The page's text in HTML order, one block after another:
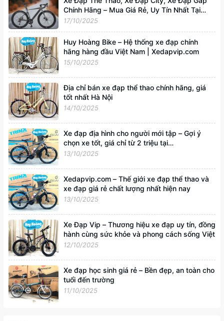
Chính Hãng – Mua Giá Rẻ, Uy Tín Nhất Tại
Xedapvip.com
17/10/2025
Huy Hoàng Bike – Hệ thống xe đạp chính
hãng hàng đầu Việt Nam | Xedapvip.com
15/10/2025
Địa chỉ bán xe đạp thể thao chính hãng, giá
tốt nhất Hà Nội
14/10/2025
Xe đạp địa hình cho người mới tập – Gợi ý
chọn xe tốt, giá chỉ từ 2 triệu tại
Xedapvip.com
13/10/2025
Xedapvip.com – Thế giới xe đạp thể thao và
xe đạp giá rẻ chất lượng nhất hiện nay
13/10/2025
Xe Đạp Vip – Thương hiệu xe đạp uy tín, đồng
hành cùng sức khỏe và phong cách sống Việt
12/10/2025
Xe đạp học sinh giá rẻ – Bền đẹp, an toàn cho
tuổi đến trường
11/10/2025